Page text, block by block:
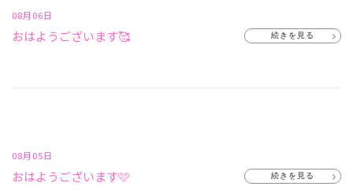
08月06日
おはようございます🥰 続きを見る
08月05日
おはようございます🩷 続きを見る